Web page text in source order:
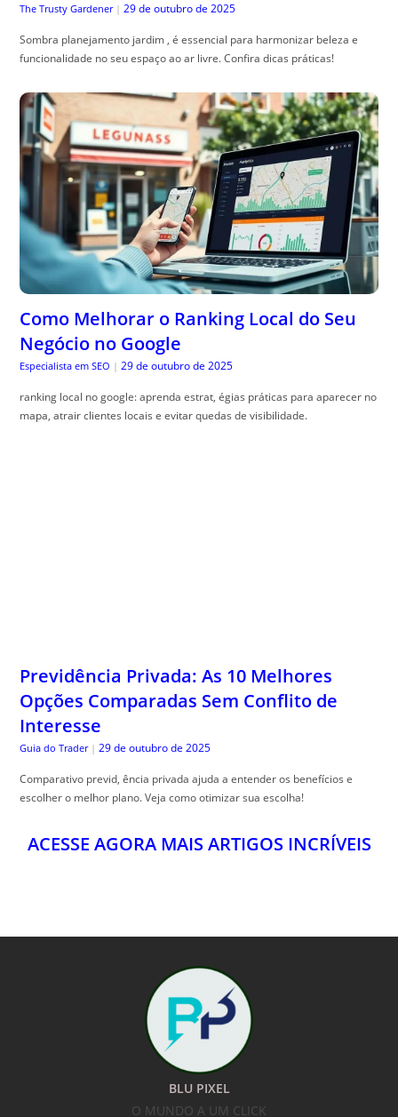
The Trusty Gardener | 29 de outubro de 2025
Sombra planejamento jardim , é essencial para harmonizar beleza e
funcionalidade no seu espaço ao ar livre. Confira dicas práticas!
Como Melhorar o Ranking Local do Seu
Negócio no Google
Especialista em SEO | 29 de outubro de 2025
ranking local no google: aprenda estrat, égias práticas para aparecer no
mapa, atrair clientes locais e evitar quedas de visibilidade.
Previdência Privada: As 10 Melhores
Opções Comparadas Sem Conflito de
Interesse
Guia do Trader | 29 de outubro de 2025
Comparativo previd, ência privada ajuda a entender os benefícios e
escolher o melhor plano. Veja como otimizar sua escolha!
ACESSE AGORA MAIS ARTIGOS INCRÍVEIS
BLU PIXEL
O MUNDO A UM CLICK